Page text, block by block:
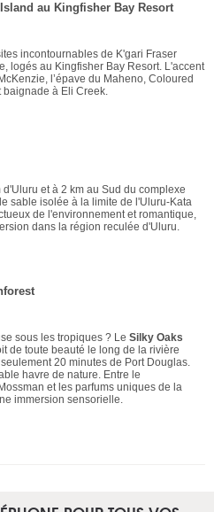
au Kingfisher Bay Resort
incontournables de K'gari Fraser
logés au Kingfisher Bay Resort. L'accent
l’épave du Maheno, Coloured
à Eli Creek.
et à 2 km au Sud du complexe
sable isolée à la limite de l'Uluru-Kata
de l'environnement et romantique,
dans la région reculée d'Uluru.
sous les tropiques ? Le Silky Oaks
de toute beauté le long de la rivière
20 minutes de Port Douglas.
havre de nature. Entre le
et les parfums uniques de la
immersion sensorielle.